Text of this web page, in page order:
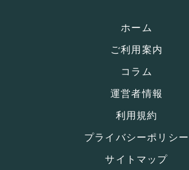
ホーム
ご利用案内
コラム
運営者情報
利用規約
プライバシーポリシー
サイトマップ